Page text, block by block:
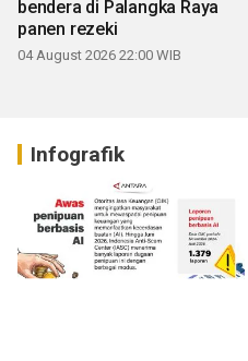
bendera di Palangka Raya
panen rezeki
04 August 2026 22:00 WIB
Infografik